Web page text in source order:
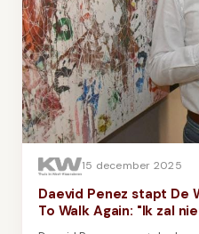
15 december 2025
Daevid Penez stapt De
To Walk Again: "Ik zal